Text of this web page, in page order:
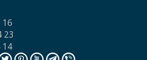
16
23
14